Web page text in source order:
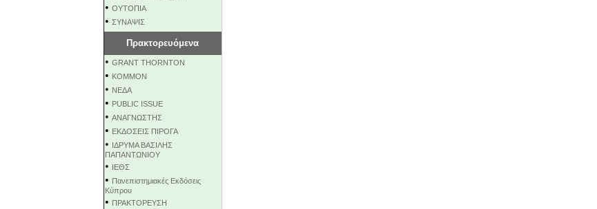
• ΟΥΤΟΠΙΑ
• ΣΥΝΑΨΙΣ
Πρακτορευόμενα
• GRANT THORNTON
• KOMMON
• NEΔΑ
• PUBLIC ISSUE
• ΑΝΑΓΝΩΣΤΗΣ
• ΕΚΔΟΣΕΙΣ ΠΙΡΟΓΑ
• ΙΔΡΥΜΑ ΒΑΣΙΛΗΣ
ΠΑΠΑΝΤΩΝΙΟΥ
• ΙΕΘΣ
• Πανεπιστημιακές Εκδόσεις
Κύπρου
• ΠΡΑΚΤΟΡΕΥΣΗ